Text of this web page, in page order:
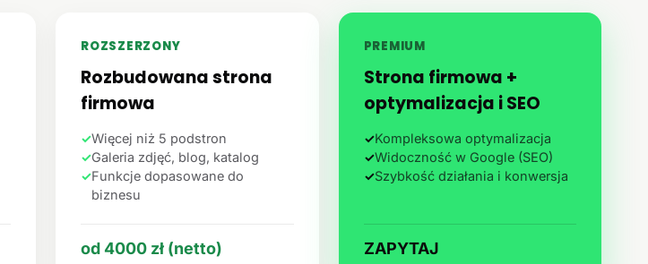
ROZSZERZONY
Rozbudowana strona
firmowa
✓Więcej niż 5 podstron
✓Galeria zdjęć, blog, katalog
✓Funkcje dopasowane do
biznesu
od 4000 zł (netto)
PREMIUM
Strona firmowa +
optymalizacja i SEO
✓Kompleksowa optymalizacja
✓Widoczność w Google (SEO)
✓Szybkość działania i konwersja
ZAPYTAJ